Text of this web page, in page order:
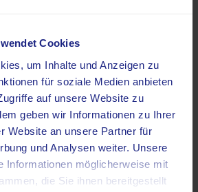
Cookies
um Inhalte und Anzeigen zu
für soziale Medien anbieten
auf unsere Website zu
geben wir Informationen zu Ihrer
Website an unsere Partner für
und Analysen weiter. Unsere
Informationen möglicherweise mit
die Sie ihnen bereitgestellt
Die Herzinsuffizienz wirkt sich sehr
auf:
schnelle Erschöpfung
Flüssigkeit im Gewebe
im Liegen